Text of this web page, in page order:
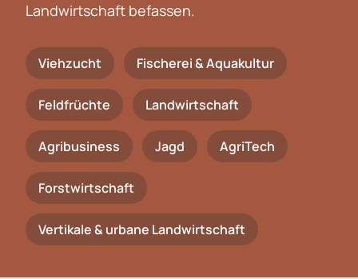
Landwirtschaft befassen.
Viehzucht Fischerei & Aquakultur
Feldfrüchte Landwirtschaft
Agribusiness Jagd AgriTech
Forstwirtschaft
Vertikale & urbane Landwirtschaft